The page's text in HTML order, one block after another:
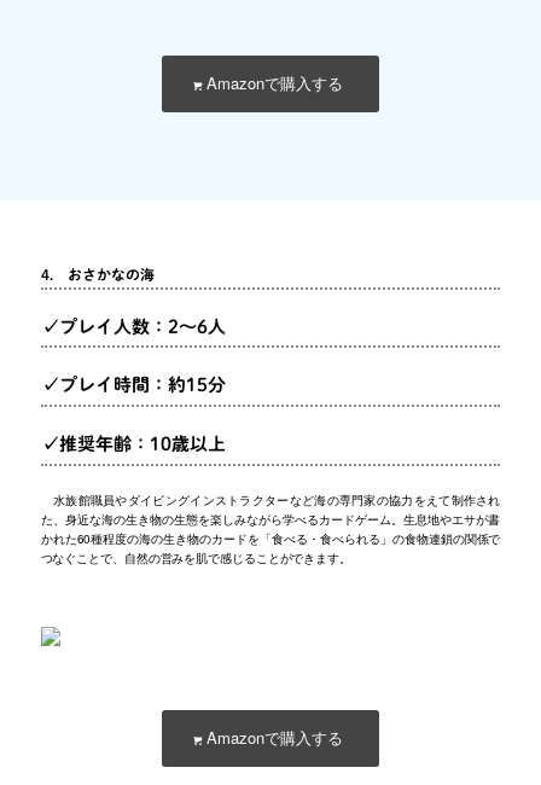
Amazonで購入する
4． おさかなの海
✓プレイ人数：2～6人
✓プレイ時間：約15分
✓推奨年齢：10歳以上
水族館職員やダイビングインストラクターなど海の専門家の協力をえて制作され
た、身近な海の生き物の生態を楽しみながら学べるカードゲーム。生息地やエサが書
かれた60種程度の海の生き物のカードを「食べる・食べられる」の食物連鎖の関係で
つなぐことで、自然の営みを肌で感じることができます。
Amazonで購入する